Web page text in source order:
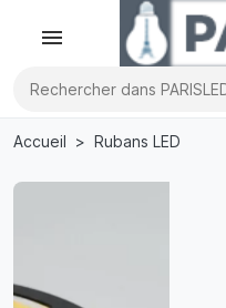
Accueil Rubans LED